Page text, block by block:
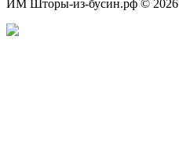
ИМ Шторы-из-бусин.рф © 2026